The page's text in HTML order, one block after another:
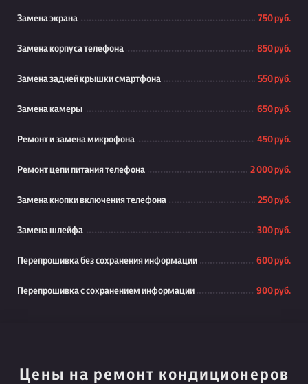
Замена экрана 750 руб.
Замена корпуса телефона 850 руб.
Замена задней крышки смартфона 550 руб.
Замена камеры 650 руб.
Ремонт и замена микрофона 450 руб.
Ремонт цепи питания телефона 2 000 руб.
Замена кнопки включения телефона 250 руб.
Замена шлейфа 300 руб.
Перепрошивка без сохранения информации 600 руб.
Перепрошивка с сохранением информации 900 руб.
Цены на ремонт кондиционеров